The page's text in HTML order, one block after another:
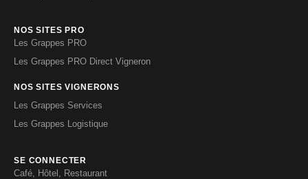
NOS SITES PRO
Les Grappes PRO
Les Grappes PRO Direct Vigneron
NOS SITES VIGNERONS
Les Grappes Services
Les Grappes Logistique
SE CONNECTER
Café, Hôtel, Restaurant